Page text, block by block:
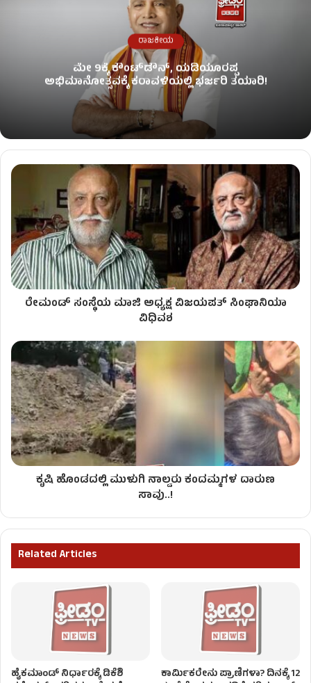
ರಾಜಕೀಯ
ಮೇ 9ಕ್ಕೆ ಕೌಂಟ್​​ಡೌನ್, ಯಡಿಯೂರಪ್ಪ
ಅಭಿಮಾನೋತ್ಸವಕ್ಕೆ ಕರಾವಳಿಯಲ್ಲಿ ಭರ್ಜರಿ ತಯಾರಿ!
ರೇಮಂಡ್ ಸಂಸ್ಥೆಯ ಮಾಜಿ ಅಧ್ಯಕ್ಷ ವಿಜಯಪತ್ ಸಿಂಘಾನಿಯಾ
ವಿಧಿವಶ
ಕೃಷಿ ಹೊಂಡದಲ್ಲಿ ಮುಳುಗಿ ನಾಲ್ವರು ಕಂದಮ್ಮಗಳ ದಾರುಣ
ಸಾವು..!
Related Articles
ಹೈಕಮಾಂಡ್ ನಿರ್ಧಾರಕ್ಕೆ ಡಿಕೆಶಿ
ಕಾರ್ಮಿಕರೇನು ಪ್ರಾಣಿಗಳಾ? ದಿನಕ್ಕೆ 12